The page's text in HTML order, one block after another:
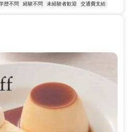
歴不問 経験不問 未経験者歓迎 交通費支給